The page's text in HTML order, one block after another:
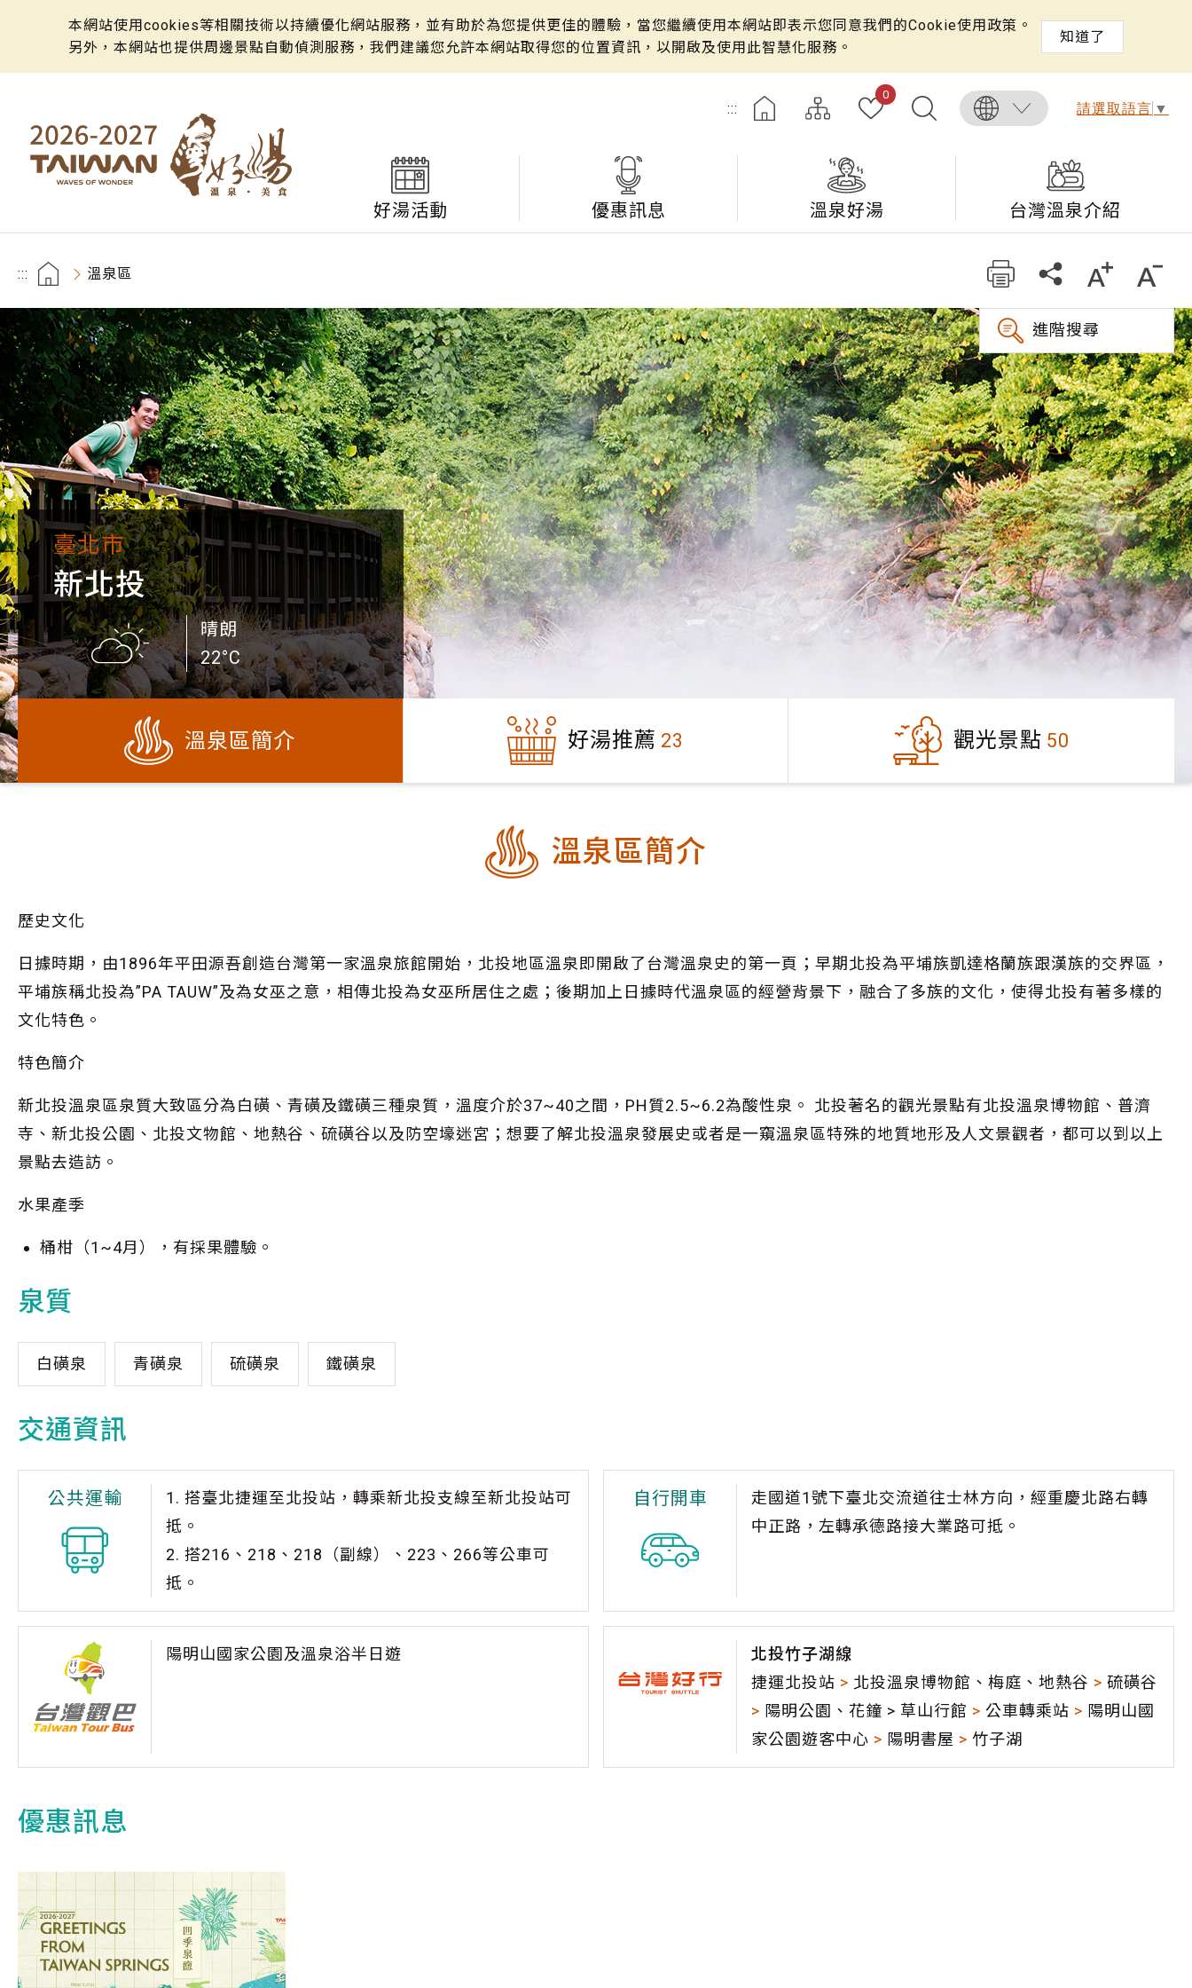
本網站使用cookies等相關技術以持續優化網站服務，並有助於為您提供更佳的體驗，當您繼續使用本網站即表示您同意我們的Cookie使用政策。
另外，本網站也提供周邊景點自動偵測服務，我們建議您允許本網站取得您的位置資訊，以開啟及使用此智慧化服務。
知道了
:::
0
請選取語言 ▼
好湯活動 優惠訊息 溫泉好湯 台灣溫泉介紹
::: 溫泉區
進階搜尋
臺北市
新北投
晴朗
22°C
溫泉區簡介 好湯推薦 23 觀光景點 50
溫泉區簡介
歷史文化
日據時期，由1896年平田源吾創造台灣第一家溫泉旅館開始，北投地區溫泉即開啟了台灣溫泉史的第一頁；早期北投為平埔族凱達格蘭族跟漢族的交界區，
平埔族稱北投為”PA TAUW”及為女巫之意，相傳北投為女巫所居住之處；後期加上日據時代溫泉區的經營背景下，融合了多族的文化，使得北投有著多樣的
文化特色。
特色簡介
新北投溫泉區泉質大致區分為白磺、青磺及鐵磺三種泉質，溫度介於37~40之間，PH質2.5~6.2為酸性泉。 北投著名的觀光景點有北投溫泉博物館、普濟
寺、新北投公園、北投文物館、地熱谷、硫磺谷以及防空壕迷宮；想要了解北投溫泉發展史或者是一窺溫泉區特殊的地質地形及人文景觀者，都可以到以上
景點去造訪。
水果產季
桶柑（1~4月），有採果體驗。
泉質
白磺泉 青磺泉 硫磺泉 鐵磺泉
交通資訊
公共運輸
1. 搭臺北捷運至北投站，轉乘新北投支線至新北投站可
抵。
2. 搭216、218、218（副線）、223、266等公車可
抵。
自行開車
走國道1號下臺北交流道往士林方向，經重慶北路右轉
中正路，左轉承德路接大業路可抵。
陽明山國家公園及溫泉浴半日遊
北投竹子湖線
捷運北投站 > 北投溫泉博物館、梅庭、地熱谷 > 硫磺谷
> 陽明公園、花鐘 > 草山行館 > 公車轉乘站 > 陽明山國
家公園遊客中心 > 陽明書屋 > 竹子湖
優惠訊息